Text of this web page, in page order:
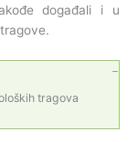
događali i u
tragova